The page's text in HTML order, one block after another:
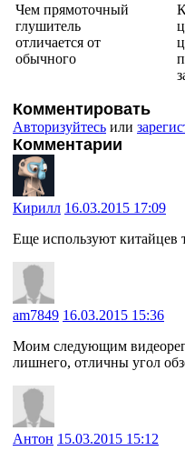
Чем прямоточный
глушитель
отличается от
обычного
Комментировать
Авторизуйтесь или
Комментарии
Кирилл 16.03.2015 17:09
Еще используют китайцев
am7849 16.03.2015 15:36
Моим следующим
лишнего, отличны угол
Антон 15.03.2015 15:12